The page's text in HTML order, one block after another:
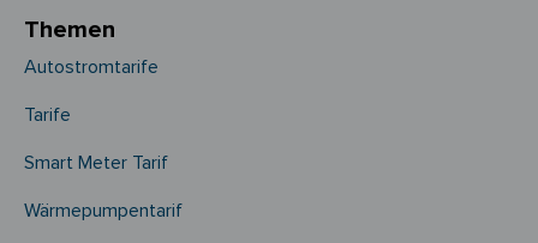
Themen
Autostromtarife
Tarife
Smart Meter Tarif
Wärmepumpentarif